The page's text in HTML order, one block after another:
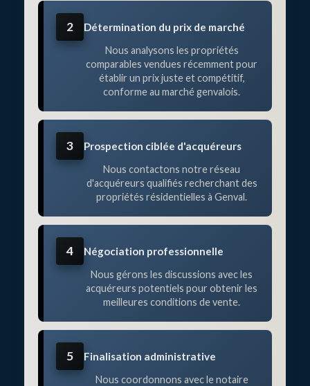
2 Détermination du prix de marché
Nous analysons les propriétés
comparables vendues récemment pour
établir un prix juste et compétitif,
conforme au marché genvalois.
3 Prospection ciblée d'acquéreurs
Nous contactons notre réseau
d'acquéreurs qualifiés recherchant des
propriétés résidentielles à Genval.
4 Négociation professionnelle
Nous gérons les discussions avec les
acquéreurs potentiels pour obtenir les
meilleures conditions de vente.
5 Finalisation administrative
Nous coordonnons avec le notaire